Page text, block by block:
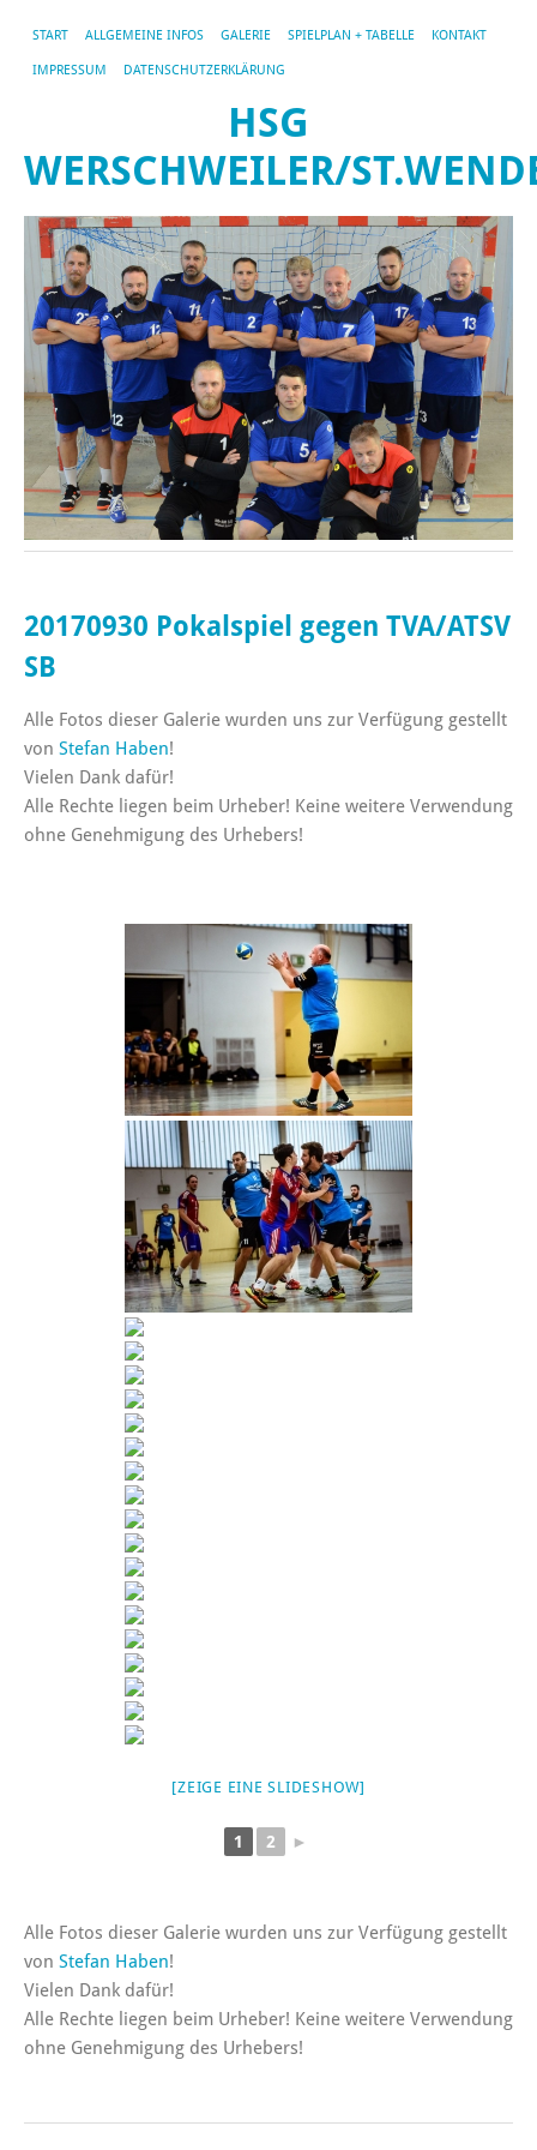
START ALLGEMEINE INFOS GALERIE SPIELPLAN + TABELLE KONTAKT
IMPRESSUM DATENSCHUTZERKLÄRUNG
HSG
WERSCHWEILER/
20170930 Pokalspiel gegen TVA/ATSV
SB
Alle Fotos dieser Galerie wurden uns zur Verfügung gestellt
von Stefan Haben!
Vielen Dank dafür!
Alle Rechte liegen beim Urheber! Keine weitere Verwendung
ohne Genehmigung des Urhebers!
[ZEIGE EINE SLIDESHOW]
1 2 ►
Alle Fotos dieser Galerie wurden uns zur Verfügung gestellt
von Stefan Haben!
Vielen Dank dafür!
Alle Rechte liegen beim Urheber! Keine weitere Verwendung
ohne Genehmigung des Urhebers!